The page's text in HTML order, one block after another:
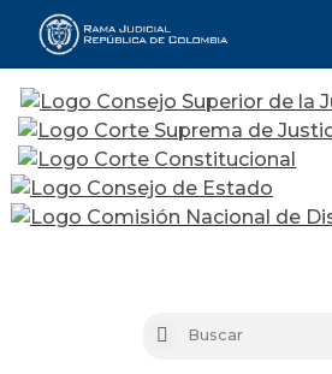
Buscar